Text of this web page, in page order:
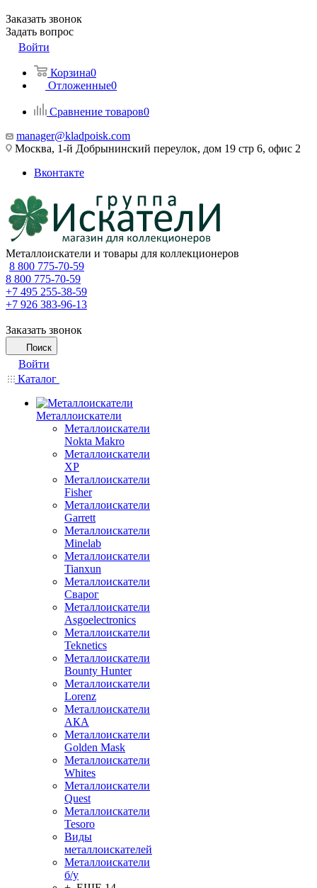
Заказать звонок
Задать вопрос
Войти
Корзина0
Отложенные0
Сравнение товаров0
manager@kladpoisk.com
Москва, 1-й Добрынинский переулок, дом 19 стр 6, офис 2
Вконтакте
Металлоискатели и товары для коллекционеров
8 800 775-70-59
8 800 775-70-59
+7 495 255-38-59
+7 926 383-96-13
Заказать звонок
Поиск
Войти
Каталог
Металлоискатели
Металлоискатели
Nokta Makro
Металлоискатели
XP
Металлоискатели
Fisher
Металлоискатели
Garrett
Металлоискатели
Minelab
Металлоискатели
Tianxun
Металлоискатели
Сварог
Металлоискатели
Asgoelectronics
Металлоискатели
Teknetics
Металлоискатели
Bounty Hunter
Металлоискатели
Lorenz
Металлоискатели
АКА
Металлоискатели
Golden Mask
Металлоискатели
Whites
Металлоискатели
Quest
Металлоискатели
Tesoro
Виды
металлоискателей
Металлоискатели
б/у